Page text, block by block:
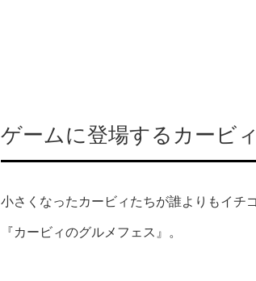
ゲームに登場するカービ
小さくなったカービィたちが誰よりもイチ
『カービィのグルメフェス』。